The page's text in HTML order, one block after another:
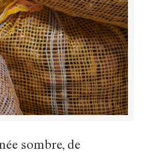
sombre, de